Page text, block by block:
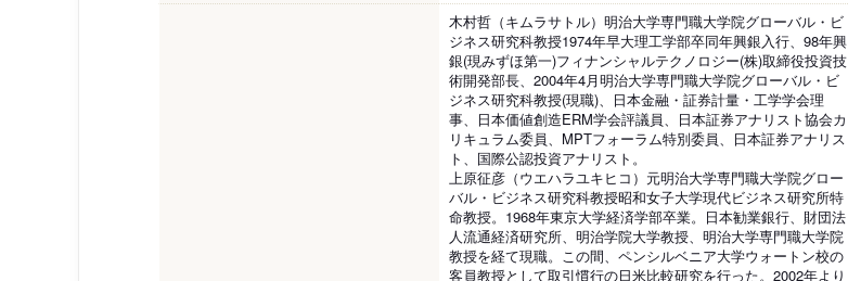
木村哲（キムラサトル）明治大学専門職大学院グローバル・ビ
ジネス研究科教授1974年早大理工学部卒同年興銀入行、98年興
銀(現みずほ第一)フィナンシャルテクノロジー(株)取締役投資技
術開発部長、2004年4月明治大学専門職大学院グローバル・ビ
ジネス研究科教授(現職)、日本金融・証券計量・工学学会理
事、日本価値創造ERM学会評議員、日本証券アナリスト協会カ
リキュラム委員、MPTフォーラム特別委員、日本証券アナリス
ト、国際公認投資アナリスト。
上原征彦（ウエハラユキヒコ）元明治大学専門職大学院グロー
バル・ビジネス研究科教授昭和女子大学現代ビジネス研究所特
命教授。1968年東京大学経済学部卒業。日本勧業銀行、財団法
人流通経済研究所、明治学院大学教授、明治大学専門職大学院
教授を経て現職。この間、ペンシルベニア大学ウォートン校の
客員教授として取引慣行の日米比較研究を行った。2002年より